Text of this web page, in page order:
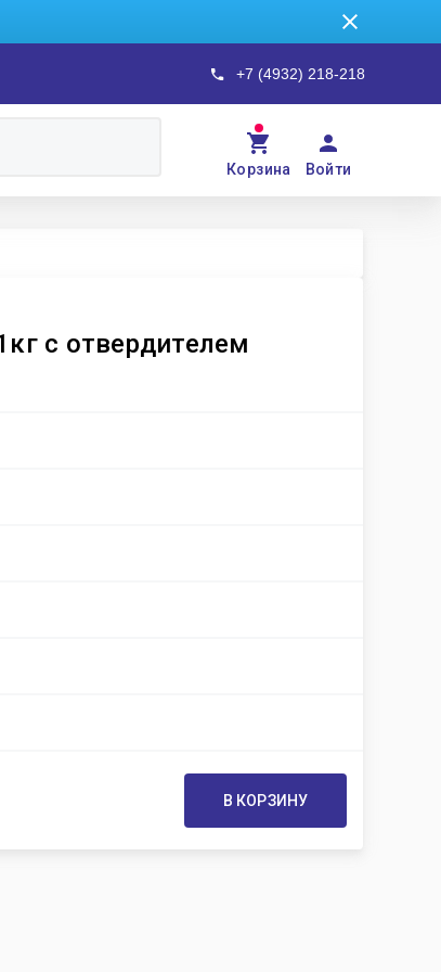
+7 (4932) 218-218
Корзина Войти
с отвердителем
В КОРЗИНУ